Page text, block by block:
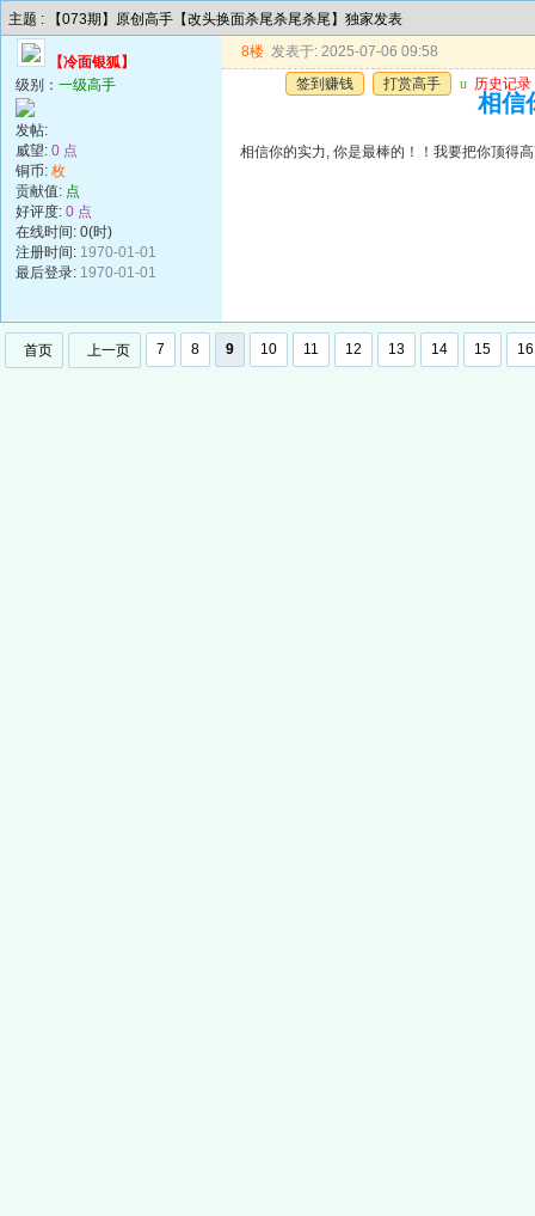
主题 : 【073期】原创高手【改头换面杀尾杀尾杀尾】独家发表
【冷面银狐】
级别： 一级高手
发帖:
威望: 0 点
铜币: 枚
贡献值: 点
好评度: 0 点
在线时间: 0(时)
注册时间: 1970-01-01
最后登录: 1970-01-01
8楼 发表于: 2025-07-06 09:58
签到赚钱
打赏高手 u 历史记录
相信
相信你的实力, 你是最棒的！！我要把你顶得
首页 上一页 7 8 9 10 11 12 13 14 15 16